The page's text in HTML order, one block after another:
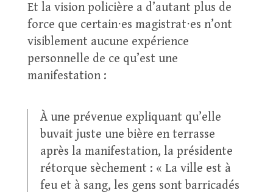
Et la vision policière a d’autant plus de
force que certain⋅es magistrat⋅es n’ont
visiblement aucune expérience
personnelle de ce qu’est une
manifestation :
À une prévenue expliquant qu’elle
buvait juste une bière en terrasse
après la manifestation, la présidente
rétorque sèchement : « La ville est à
feu et à sang, les gens sont barricadés